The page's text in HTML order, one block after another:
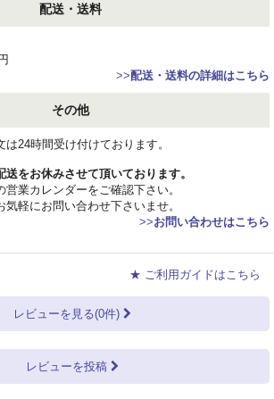
配送・送料
>>配送・送料の詳細はこちら
その他
24時間受け付けております。
をお休みさせて頂いております。
業カレンダーをご確認下さい。
軽にお問い合わせ下さいませ。
>>お問い合わせはこちら
★ ご利用ガイドはこちら
レビューを見る(0件)
レビューを投稿